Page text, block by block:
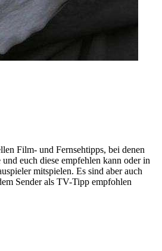
Film- und Fernsehtipps, bei denen
euch diese empfehlen kann oder in
mitspielen. Es sind aber auch
Sender als TV-Tipp empfohlen